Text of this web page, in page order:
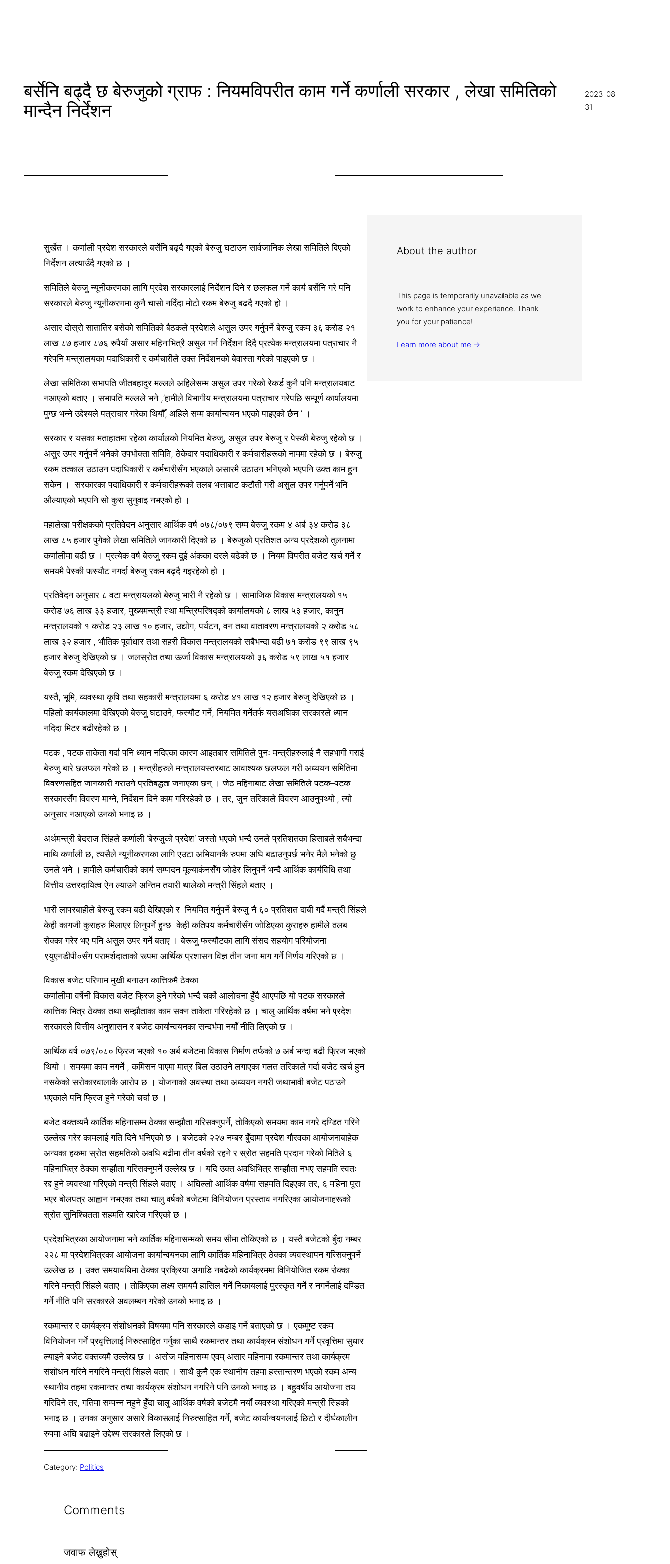
बर्सेनि बढ्दै छ बेरुजुको ग्राफ : नियमविपरीत काम गर्ने कर्णाली सरकार , लेखा समितिको
मान्दैन निर्देशन
2023-08-
31
सुर्खेत । कर्णाली प्रदेश सरकारले बर्सेनि बढ्दै गएको बेरुजु घटाउन सार्वजानिक लेखा समितिले दिएको
निर्देशन लत्याउँदै गएको छ ।
समितिले बेरुजु न्यूनीकरणका लागि प्रदेश सरकारलाई निर्देशन दिने र छलफल गर्ने कार्य बर्सेनि गरे पनि
सरकारले बेरुजु न्यूनीकरणमा कुनै चासो नदिँदा मोटो रकम बेरुजु बढदै गएको हो ।
असार दोस्रो सातातिर बसेको समितिको बैठकले प्रदेशले असुल उपर गर्नुपर्ने बेरुजु रकम ३६ करोड २१
लाख ८७ हजार ८७६ रुपैयाँ असार महिनाभित्रै असुल गर्न निर्देशन दिदै प्रत्येक मन्त्रालयमा पत्राचार नै
गरेपनि मन्त्रालयका पदाधिकारी र कर्मचारीले उक्त निर्देशनको बेवास्ता गरेको पाइएको छ ।
लेखा समितिका सभापति जीतबहादुर मल्लले अहिलेसम्म असुल उपर गरेको रेकर्ड कुनै पनि मन्त्रालयबाट
नआएको बताए । सभापति मल्लले भने ,‘हामीले विभागीय मन्त्रालयमा पत्राचार गरेपछि सम्पूर्ण कार्यालयमा
पुग्छ भन्ने उद्देश्यले पत्राचार गरेका थियौँ, अहिले सम्म कार्यान्वयन भएको पाइएको छैन ’ ।
सरकार र यसका मताहातमा रहेका कार्यालको नियमित बेरुजु, असुल उपर बेरुजु र पेस्की बेरुजु रहेको छ ।
असुर उपर गर्नुपर्ने भनेको उपभोक्ता समिति, ठेकेदार पदाधिकारी र कर्मचारीहरूको नाममा रहेको छ । बेरुजु
रकम तत्काल उठाउन पदाधिकारी र कर्मचारीसँग भएकाले असारमै उठाउन भनिएको भएपनि उक्त काम हुन
सकेन । सरकारका पदाधिकारी र कर्मचारीहरूको तलब भत्ताबाट कटौती गरी असुल उपर गर्नुपर्ने भनि
औल्याएको भएपनि सो कुरा सुनुवाइ नभएको हो ।
महालेखा परीक्षकको प्रतिवेदन अनुसार आर्थिक वर्ष ०७८/०७९ सम्म बेरुजु रकम ४ अर्ब ३४ करोड ३८
लाख ८५ हजार पुगेको लेखा समितिले जानकारी दिएको छ । बेरुजुको प्रतिशत अन्य प्रदेशको तुलनामा
कर्णालीमा बढी छ । प्रत्येक वर्ष बेरुजु रकम दुई अंकका दरले बढेको छ । नियम विपरीत बजेट खर्च गर्ने र
समयमै पेस्की फस्यौट नगर्दा बेरुजु रकम बढ्दै गइरहेको हो ।
प्रतिवेदन अनुसार ८ वटा मन्त्रायलको बेरुजु भारी नै रहेको छ । सामाजिक विकास मन्त्रालयको १५
करोड ७६ लाख ३३ हजार, मुख्यमन्त्री तथा मन्त्रिपरिषद्को कार्यालयको ८ लाख ५३ हजार, कानुन
मन्त्रालयको १ करोड २३ लाख १० हजार, उद्योग, पर्यटन, वन तथा वातावरण मन्त्रालयको २ करोड ५८
लाख ३२ हजार , भौतिक पूर्वाधार तथा सहरी विकास मन्त्रालयको सबैभन्दा बढी ७१ करोड ९९ लाख ९५
हजार बेरुजु देखिएको छ । जलस्रोत तथा ऊर्जा विकास मन्त्रालयको ३६ करोड ५९ लाख ५१ हजार
बेरुजु रकम देखिएको छ ।
यस्तै, भूमि, व्यवस्था कृषि तथा सहकारी मन्त्रालयमा ६ करोड ४१ लाख १२ हजार बेरुजु देखिएको छ ।
पहिलो कार्यकालमा देखिएको बेरुजु घटाउने, फस्यौट गर्ने, नियमित गर्नेतर्फ यसअघिका सरकारले ध्यान
नदिदा मिटर बढीरहेको छ ।
पटक , पटक ताकेता गर्दा पनि ध्यान नदिएका कारण आइतबार समितिले पुनः मन्त्रीहरुलाई नै सहभागी गराई
बेरुजु बारे छलफल गरेको छ । मन्त्रीहरुले मन्त्रालयस्तरबाट आवाश्यक छलफल गरी अध्ययन समितिमा
विवरणसहित जानकारी गराउने प्रतिबद्धता जनाएका छन् । जेठ महिनाबाट लेखा समितिले पटक–पटक
सरकारसँग विवरण माग्ने, निर्देशन दिने काम गरिरहेको छ । तर, जुन तरिकाले विवरण आउनुपथ्यो , त्यो
अनुसार नआएको उनको भनाइ छ ।
अर्थमन्त्री बेदराज सिंहले कर्णाली ‘बेरुजुको प्रदेश’ जस्तो भएको भन्दै उनले प्रतिशतका हिसाबले सबैभन्दा
माथि कर्णाली छ, त्यसैले न्यूनीकरणका लागि एउटा अभियानकै रुपमा अघि बढाउनुपर्छ भनेर मैले भनेको छु
उनले भने । हामीले कर्मचारीको कार्य सम्पादन मूल्याकंनसँग जोडेर लिनुपर्ने भन्दै आर्थिक कार्यविधि तथा
वित्तीय उत्तरदायित्व ऐन ल्याउने अन्तिम तयारी थालेको मन्त्री सिंहले बताए ।
भारी लापरबाहीले बेरुजु रकम बढी देखिएको र नियमित गर्नुपर्ने बेरुजु नै ६० प्रतिशत दाबी गर्दै मन्त्री सिंहले
केही कागजी कुराहरु मिलाएर लिनुपर्ने हुन्छ केही कतिपय कर्मचारीसँग जोडिएका कुराहरु हामीले तलब
रोक्का गरेर भए पनि असुल उपर गर्ने बताए । बेरूजु फस्यौटका लागि संसद सहयोग परियोजना
९युएनडीपी०सँग परामर्शदाताको रूपमा आर्थिक प्रशासन विज्ञ तीन जना माग गर्ने निर्णय गरिएको छ ।
विकास बजेट परिणाम मुखी बनाउन कात्तिकमै ठेक्का
कर्णालीमा वर्षेनी विकास बजेट फ्रिज हुने गरेको भन्दै चर्को आलोचना हुँदै आएपछि यो पटक सरकारले
कात्तिक भित्र ठेक्का तथा सम्झौताका काम सक्न ताकेता गरिरहेको छ । चालु आर्थिक वर्षमा भने प्रदेश
सरकारले वित्तीय अनुशासन र बजेट कार्यान्वयनका सन्दर्भमा नयाँ नीति लिएको छ ।
आर्थिक वर्ष ०७९/०८० फ्रिज भएको १० अर्ब बजेटमा विकास निर्माण तर्फको ७ अर्ब भन्दा बढी फ्रिज भएको
थियो । समयमा काम नगर्ने , कमिसन पाएमा मात्र बिल उठाउने लगाएका गलत तरिकाले गर्दा बजेट खर्च हुन
नसकेको सरोकारवालाकै आरोप छ । योजनाको अवस्था तथा अध्ययन नगरी जथाभावी बजेट पठाउने
भएकाले पनि फ्रिज हुने गरेको चर्चा छ ।
बजेट वक्तव्यमै कार्तिक महिनासम्म ठेक्का सम्झौता गरिसक्नुपर्ने, तोकिएको समयमा काम नगरे दण्डित गरिने
उल्लेख गरेर कामलाई गति दिने भनिएको छ । बजेटको २२७ नम्बर बुँदामा प्रदेश गौरवका आयोजनाबाहेक
अन्यका हकमा स्रोत सहमतिको अवधि बढीमा तीन वर्षको रहने र स्रोत सहमति प्रदान गरेको मितिले ६
महिनाभित्र ठेक्का सम्झौता गरिसक्नुपर्ने उल्लेख छ । यदि उक्त अवधिभित्र सम्झौता नभए सहमति स्वतः
रद्द हुने व्यवस्था गरिएको मन्त्री सिंहले बताए । अघिल्लो आर्थिक वर्षमा सहमति दिइएका तर, ६ महिना पूरा
भएर बोलपत्र आह्वान नभएका तथा चालु वर्षको बजेटमा विनियोजन प्रस्ताव नगरिएका आयोजनाहरूको
स्रोत सुनिश्चितता सहमति खारेज गरिएको छ ।
प्रदेशभित्रका आयोजनामा भने कार्तिक महिनासम्मको समय सीमा तोकिएको छ । यस्तै बजेटको बुँदा नम्बर
२२८ मा प्रदेशभित्रका आयोजना कार्यान्वयनका लागि कार्तिक महिनाभित्र ठेक्का व्यवस्थापन गरिसक्नुपर्ने
उल्लेख छ । उक्त समयावधिमा ठेक्का प्रक्रिया अगाडि नबढेको कार्यक्रममा विनियोजित रकम रोक्का
गरिने मन्त्री सिंहले बताए । तोकिएका लक्ष्य समयमै हासिल गर्ने निकायलाई पुरस्कृत गर्ने र नगर्नेलाई दण्डित
गर्ने नीति पनि सरकारले अवलम्बन गरेको उनको भनाइ छ ।
रकमान्तर र कार्यक्रम संशोधनको विषयमा पनि सरकारले कडाइ गर्ने बताएको छ । एकमुष्ट रकम
विनियोजन गर्ने प्रवृत्तिलाई निरुत्साहित गर्नुका साथै रकमान्तर तथा कार्यक्रम संशोधन गर्ने प्रवृत्तिमा सुधार
ल्याइने बजेट वक्तव्यमै उल्लेख छ । असोज महिनासम्म एवम् असार महिनामा रकमान्तर तथा कार्यक्रम
संशोधन गरिने नगरिने मन्त्री सिंहले बताए । साथै कुनै एक स्थानीय तहमा हस्तान्तरण भएको रकम अन्य
स्थानीय तहमा रकमान्तर तथा कार्यक्रम संशोधन नगरिने पनि उनको भनाइ छ । बहुवर्षीय आयोजना तय
गरिदिने तर, गतिमा सम्पन्न नहुने हुँदा चालु आर्थिक वर्षको बजेटमै नयाँ व्यवस्था गरिएको मन्त्री सिंहको
भनाइ छ । उनका अनुसार असारे विकासलाई निरुत्साहित गर्ने, बजेट कार्यान्वयनलाई छिटो र दीर्घकालीन
रुपमा अघि बढाइने उद्देश्य सरकारले लिएको छ ।
Category: Politics
Comments
जवाफ लेख्नुहोस्
About the author
This page is temporarily unavailable as we
work to enhance your experience. Thank
you for your patience!
Learn more about me →